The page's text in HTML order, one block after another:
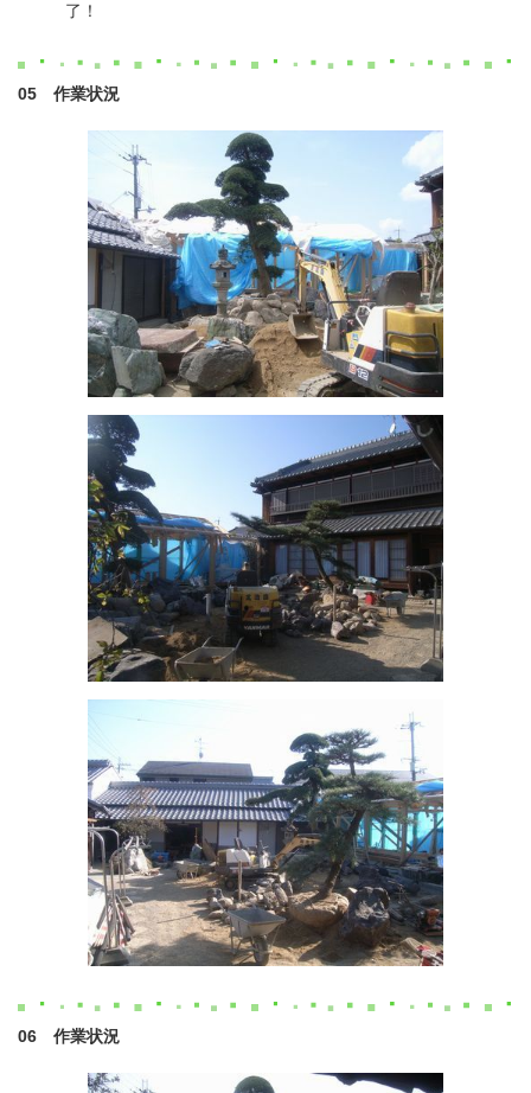
了！
05 作業状況
06 作業状況